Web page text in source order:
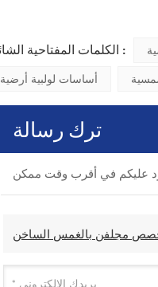
الكلمات المفتاحية الشائعة :
أساسات لولبية أرضية
ترك رسالة
مجلفن بالغمس الساخن